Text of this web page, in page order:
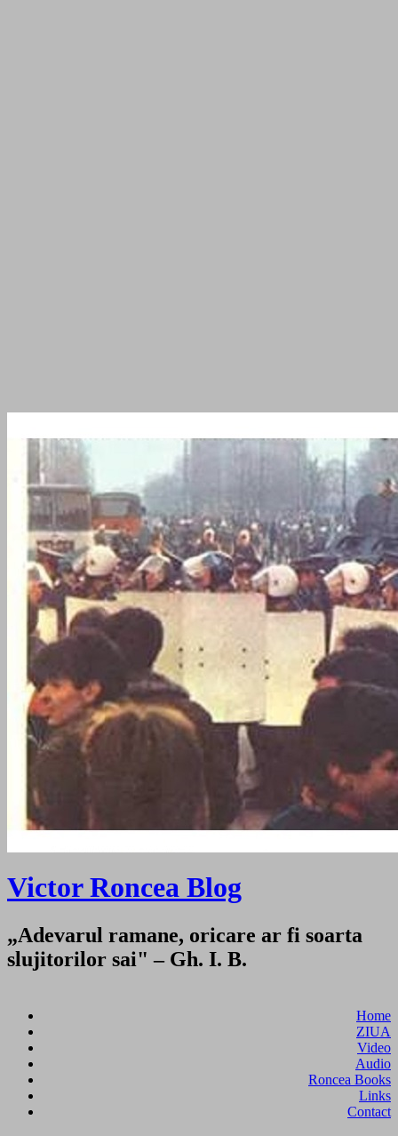
Victor Roncea Blog
„Adevarul ramane, oricare ar fi soarta
slujitorilor sai" – Gh. I. B.
Home
ZIUA
Video
Audio
Roncea Books
Links
Contact